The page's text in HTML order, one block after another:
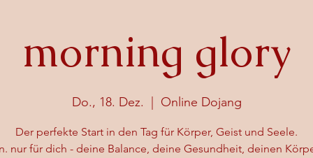
morning glory
Do., 18. Dez. Online Dojang
Der perfekte Start in den Tag für Körper, Geist und Seele.
nur für dich - deine Balance, deine Gesundheit, deinen